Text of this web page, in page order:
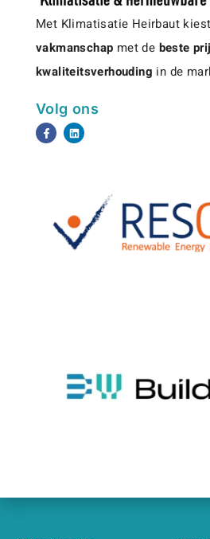
Met Klimatisatie Heirbaut
vakmanschap met de beste
kwaliteitsverhouding in de
Volg ons